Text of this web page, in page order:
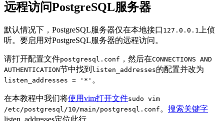
远程访问PostgreSQL服务器
默认情况下，PostgreSQL服务器仅在本地接口 127.0.0.1 上侦
听。要启用对PostgreSQL服务器的远程访问。
请打开配置文件postgresql.conf ，然后在CONNECTIONS AND
AUTHENTICATION节中找到 listen_addresses的配置并改为
listen_addresses = '*' 。
在本教程中我们将使用vim打开文件sudo vim
/etc/postgresql/10/main/postgresql.conf 。 搜索关键字